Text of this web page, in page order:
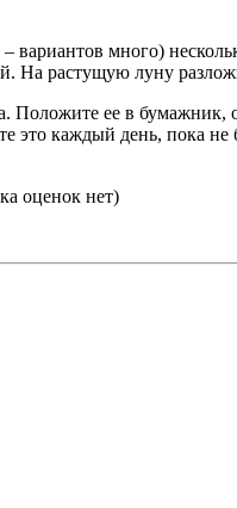
вариантов много)
На растущую луну
Положите ее в
это каждый день, пока
оценок нет)